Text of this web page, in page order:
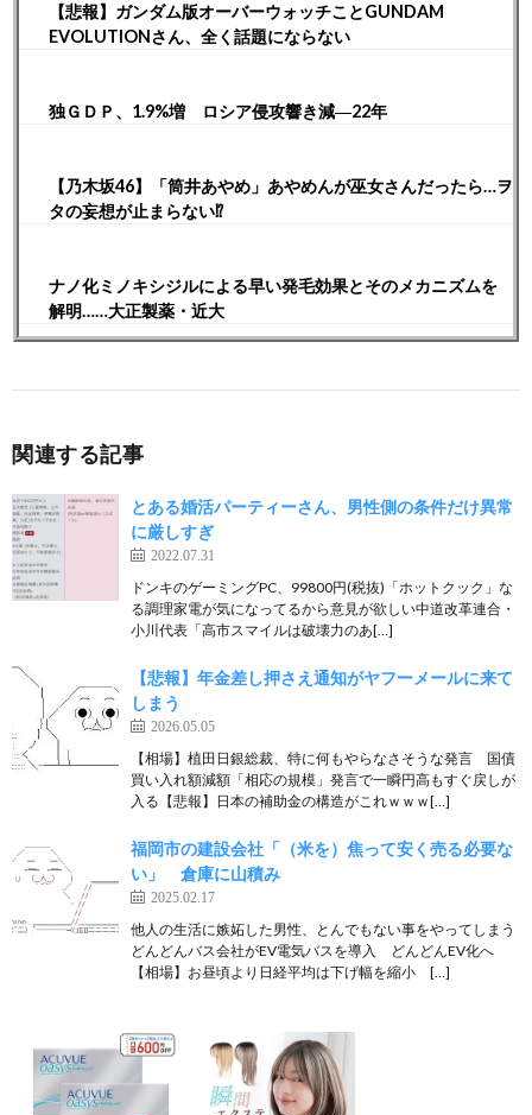
【悲報】ガンダム版オーバーウォッチことGUNDAM
EVOLUTIONさん、全く話題にならない
独ＧＤＰ、1.9%増 ロシア侵攻響き減―22年
【乃木坂46】「筒井あやめ」あやめんが巫女さんだったら…ヲ
タの妄想が止まらない⁉︎
ナノ化ミノキシジルによる早い発毛効果とそのメカニズムを
解明……大正製薬・近大
関連する記事
とある婚活パーティーさん、男性側の条件だけ異常
に厳しすぎ
2022.07.31
ドンキのゲーミングPC、99800円(税抜)「ホットクック」な
る調理家電が気になってるから意見が欲しい中道改革連合・
小川代表「高市スマイルは破壊力のあ[…]
【悲報】年金差し押さえ通知がヤフーメールに来て
しまう
2026.05.05
【相場】植田日銀総裁、特に何もやらなさそうな発言 国債
買い入れ額減額「相応の規模」発言で一瞬円高もすぐ戻しが
入る【悲報】日本の補助金の構造がこれｗｗｗ[…]
福岡市の建設会社「（米を）焦って安く売る必要な
い」 倉庫に山積み
2025.02.17
他人の生活に嫉妬した男性、とんでもない事をやってしまう
どんどんバス会社がEV電気バスを導入 どんどんEV化へ
【相場】お昼頃より日経平均は下げ幅を縮小 […]